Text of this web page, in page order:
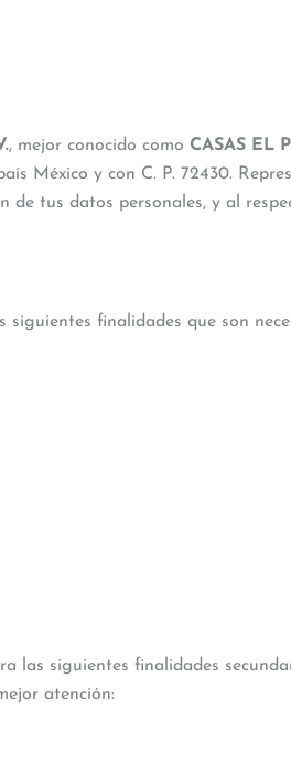
, mejor conocido como CASAS EL
México y con C. P. 72430.
de tus datos personales, y al
finalidades que son
las siguientes finalidades
atención: